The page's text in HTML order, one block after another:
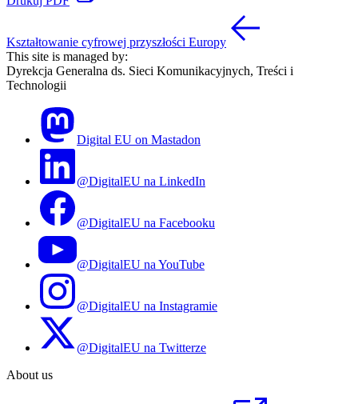
Kształtowanie cyfrowej przyszłości Europy
This site is managed by:
Dyrekcja Generalna ds. Sieci Komunikacyjnych, Treści i
Technologii
Digital EU on Mastadon
@DigitalEU na LinkedIn
@DigitalEU na Facebooku
@DigitalEU na YouTube
@DigitalEU na Instagramie
@DigitalEU na Twitterze
About us